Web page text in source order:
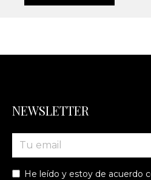
NEWSLETTER
He leído y estoy de acuerdo